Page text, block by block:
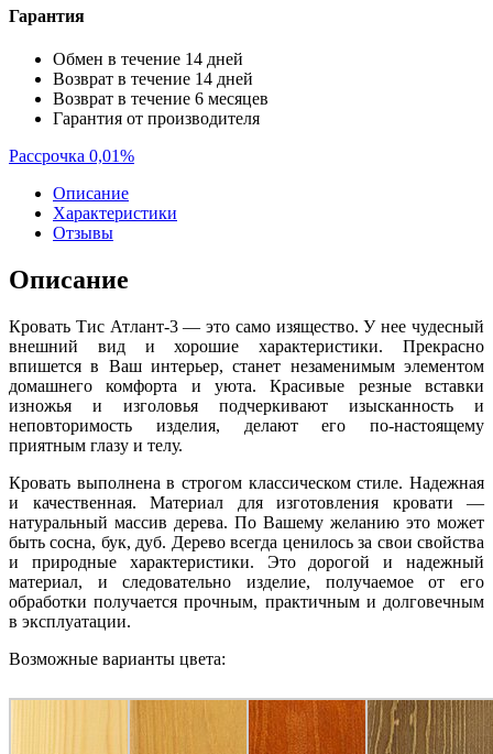
Гарантия
Обмен в течение 14 дней
Возврат в течение 14 дней
Возврат в течение 6 месяцев
Гарантия от производителя
Рассрочка 0,01%
Описание
Характеристики
Отзывы
Описание
Кровать Тис Атлант-3 — это само изящество. У нее чудесный
внешний вид и хорошие характеристики. Прекрасно
впишется в Ваш интерьер, станет незаменимым элементом
домашнего комфорта и уюта. Красивые резные вставки
изножья и изголовья подчеркивают изысканность и
неповторимость изделия, делают его по-настоящему
приятным глазу и телу.
Кровать выполнена в строгом классическом стиле. Надежная
и качественная. Материал для изготовления кровати —
натуральный массив дерева. По Вашему желанию это может
быть сосна, бук, дуб. Дерево всегда ценилось за свои свойства
и природные характеристики. Это дорогой и надежный
материал, и следовательно изделие, получаемое от его
обработки получается прочным, практичным и долговечным
в эксплуатации.
Возможные варианты цвета: